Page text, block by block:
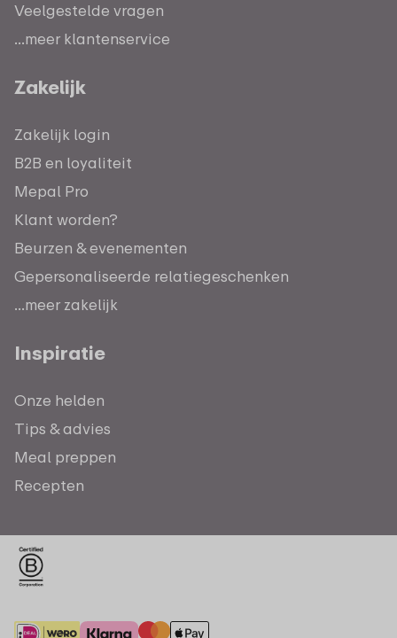
Veelgestelde vragen
...meer klantenservice
Zakelijk
Zakelijk login
B2B en loyaliteit
Mepal Pro
Klant worden?
Beurzen & evenementen
Gepersonaliseerde relatiegeschenken
...meer zakelijk
Inspiratie
Onze helden
Tips & advies
Meal preppen
Recepten